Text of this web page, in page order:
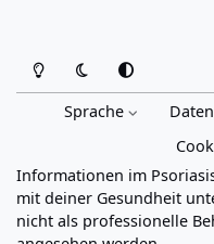
Heller ModusDunkler Modus
Sprache
Informationen im
mit deiner Gesundheit
nicht als professionelle